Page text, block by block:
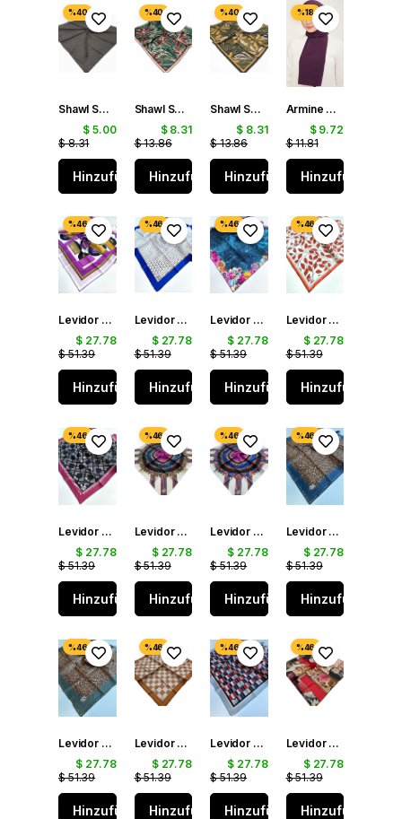
Shawl Secret Yazlık Kraş Eşarp Kamuflaj Yeşili 53861
$ 5.00
$ 8.31
Hinzufügen
Shawl Secret Loi Silk İpeksi Eşarp Zümrüt Yeşili 53883
$ 8.31
$ 13.86
Hinzufügen
Shawl Secret Loi Silk İpeksi Eşarp Haki 53884
$ 8.31
$ 13.86
Hinzufügen
Armine Trend J.Capri Şal IST 4 - 395 Kalpli Mor
$ 9.72
$ 11.81
Hinzufügen
Levidor Tivil İpek Eşarp 48903 Pembe Karışık Desen
$ 27.78
$ 51.39
Hinzufügen
Levidor Tivil Saf İpek Eşarp 48962 Mavi Karışık Desen
$ 27.78
$ 51.39
Hinzufügen
Levidor Tivil Saf İpek Eşarp 48967 Mavi Karışık Desen
$ 27.78
$ 51.39
Hinzufügen
Levidor Tivil Saf İpek Eşarp 49206 Turuncu - Krem Karışık Desen
$ 27.78
$ 51.39
Hinzufügen
Levidor Tivil Saf İpek Eşarp 49402 Siyah Karışık Desen
$ 27.78
$ 51.39
Hinzufügen
Levidor Tivil İpek Eşarp 40010 Beyaz Karışık Desen
$ 27.78
$ 51.39
Hinzufügen
Levidor Tivil İpek Eşarp 40011 Beyaz Karışık Desen
$ 27.78
$ 51.39
Hinzufügen
Levidor Tivil İpek Eşarp 40022 Mavi Karışık Desen
$ 27.78
$ 51.39
Hinzufügen
Levidor Tivil İpek Eşarp 40023 Yeşil Karışık Desen
$ 27.78
$ 51.39
Hinzufügen
Levidor Tivil İpek Eşarp 39234 Turuncu Karışık Desen
$ 27.78
$ 51.39
Hinzufügen
Levidor Tivil İpek Eşarp 39239 Gri Karışık Desen
$ 27.78
$ 51.39
Hinzufügen
Levidor Tivil İpek Eşarp 40040 Kırmızı Karışık Desen
$ 27.78
$ 51.39
Hinzufügen